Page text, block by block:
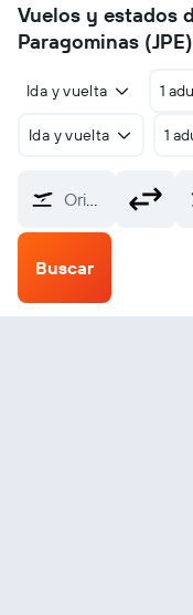
Vuelos y estados
Paragominas (JPE)
Ida y vuelta 1
Ida y vuelta 1
Origen
Buscar